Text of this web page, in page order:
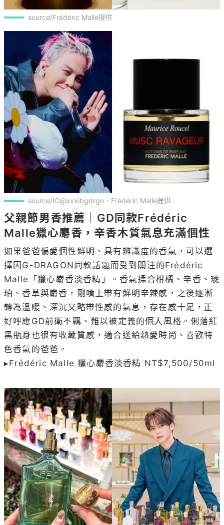
source/Frédéric Malle提供
source/IG@xxxibgdrgn、Frédéric Malle提供
父親節男香推薦｜GD同款Frédéric
Malle獵心麝香，辛香木質氣息充滿個性
如果爸爸偏愛個性鮮明、具有辨識度的香氣，可以選
擇因G-DRAGON同款話題而受到關注的Frédéric
Malle「獵心麝香淡香精」。香氣揉合柑橘、辛香、琥
珀、香草與麝香，剛噴上帶有鮮明辛辣感，之後逐漸
轉為溫暖、深沉又略帶性感的氣息，存在感十足，正
好呼應GD前衛不羈、難以被定義的個人風格。俐落紅
黑瓶身也很有收藏質感，適合送給熱愛時尚、喜歡特
色香氣的爸爸。
▸Frédéric Malle 獵心麝香淡香精 NT$7,500/50ml